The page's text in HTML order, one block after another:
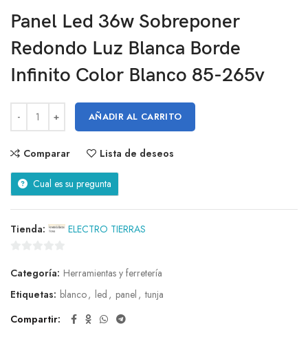
Panel Led 36w Sobreponer
Redondo Luz Blanca Borde
Infinito Color Blanco 85-265v
AÑADIR AL CARRITO
Comparar Lista de deseos
Cual es su pregunta
Tienda: ELECTRO TIERRAS
de
5
Categoría: Herramientas y ferretería
Etiquetas: blanco, led , panel , tunja
Compartir